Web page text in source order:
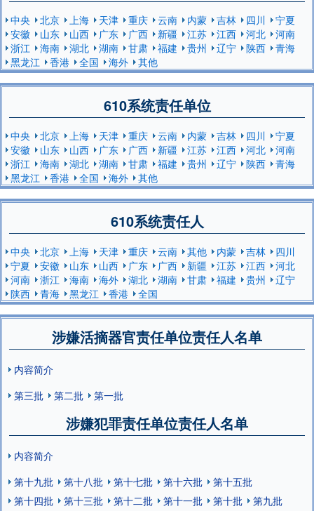
中央 北京 上海 天津 重庆 云南 内蒙 吉林 四川
宁夏
安徽
山东 山西 广东 广西 新疆 江苏 江西 河北
河南
浙江
海南 湖北 湖南 甘肃 福建 贵州 辽宁 陕西
青海
黑龙江
香港 全国 海外 其他
610系统责任单位
中央 北京 上海 天津 重庆 云南 内蒙 吉林 四川
宁夏
安徽
山东 山西 广东 广西 新疆 江苏 江西 河北
河南
浙江
海南 湖北 湖南 甘肃 福建 贵州 辽宁 陕西
青海
黑龙江
香港 全国 海外 其他
610系统责任人
中央 北京 上海 天津 重庆 云南 其他 内蒙 吉林
四川
宁夏
安徽 山东 山西 广东 广西 新疆 江苏 江西
河北
河南
浙江 海南 海外 湖北 湖南 甘肃 福建 贵州
辽宁
陕西
青海 黑龙江 香港 全国
涉嫌活摘器官责任单位责任人名单
内容简介
第三批
第二批 第一批
涉嫌犯罪责任单位责任人名单
内容简介
第十九批
第十八批 第十七批 第十六批
第十五批
第十四批
第十三批 第十二批 第十一批 第十批
第九批